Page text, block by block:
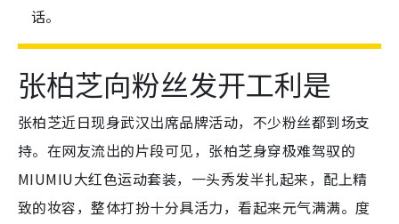
话。
张柏芝向粉丝发开工利是
张柏芝近日现身武汉出席品牌活动，不少粉丝都到场支
持。在网友流出的片段可见，张柏芝身穿极难驾驭的
MIUMIU大红色运动套装，一头秀发半扎起来，配上精
致的妆容，整体打扮十分具活力，看起来元气满满。度